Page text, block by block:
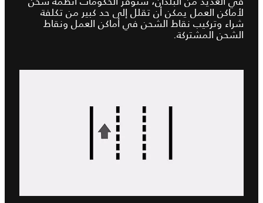
لأماكن العمل يمكن أن تقلل إلى حد كبير من تكلفة
شراء وتركيب نقاط الشحن في أماكن العمل ونقاط
الشحن المشتركة.